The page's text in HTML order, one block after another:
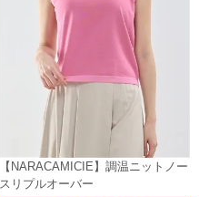
【NARACAMICIE】調温ニットノー
スリプルオーバー